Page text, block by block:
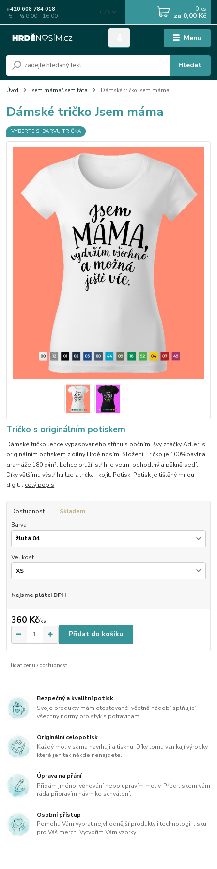
Menu
CZK
Hledat
+420 608 784 018
Po - Pá 8.00 - 16.00
0 ks
za 0,00 Kč
Úvod Jsem máma/Jsem táta Dámské tričko Jsem máma
Dámské tričko Jsem máma
VYBERTE SI BARVU TRIČKA
Tričko s originálním potiskem
Dámské tričko lehce vypasovaného střihu s bočními švy značky Adler, s
originálním potiskem z dílny Hrdě nosím. Složení: Tričko je 100%bavlna
gramáže 180 g/m². Lehce pruží, střih je velmi pohodlný a pěkně sedí.
Díky většímu výstřihu lze z trička i kojit. Potisk: Potisk je tištěný mnou,
digit... celý popis
Dostupnost
Skladem
Barva
Velikost
Nejsme plátci DPH
360 Kč/ks
Přidat do košíku
Hlídat cenu / dostupnost
Bezpečný a kvalitní potisk.
Svoje produkty mám otestované, včetně nádobí splňující
všechny normy pro styk s potravinami
Originální celopotisk
Každý motiv sama navrhuji a tisknu. Díky tomu vznikají výrobky,
které jen tak někde nenajdete.
Úprava na přání
Přidám jméno, věnování nebo upravím motiv. Před tiskem vám
ráda připravím návrh ke schválení.
Osobní přístup
Pomohu Vám vybrat nejvhodnější produkty i technologii tisku
pro Váš merch. Vytvořím Vám vzorky.